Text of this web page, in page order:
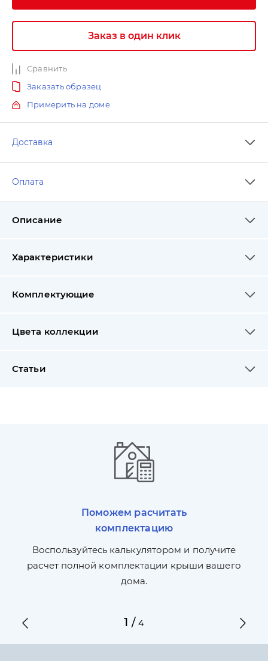
Заказ в один клик
Сравнить
Заказать образец
Примерить на доме
Доставка
Оплата
Описание
Характеристики
Комплектующие
Цвета коллекции
Статьи
Поможем расчитать
комплектацию
Воспользуйтесь калькулятором и получите
расчет полной комплектации крыши вашего
дома.
1 /4